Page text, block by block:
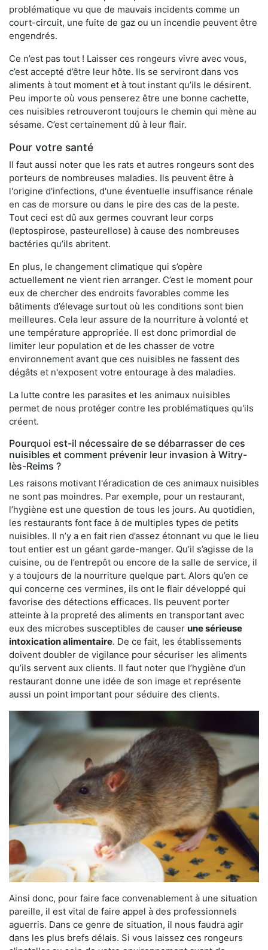
problématique vu que de mauvais incidents comme un
court-circuit, une fuite de gaz ou un incendie peuvent être
engendrés.
Ce n’est pas tout ! Laisser ces rongeurs vivre avec vous,
c’est accepté d’être leur hôte. Ils se serviront dans vos
aliments à tout moment et à tout instant qu’ils le désirent.
Peu importe où vous penserez être une bonne cachette,
ces nuisibles retrouveront toujours le chemin qui mène au
sésame. C’est certainement dû à leur flair.
Pour votre santé
Il faut aussi noter que les rats et autres rongeurs sont des
porteurs de nombreuses maladies. Ils peuvent être à
l'origine d'infections, d'une éventuelle insuffisance rénale
en cas de morsure ou dans le pire des cas de la peste.
Tout ceci est dû aux germes couvrant leur corps
(leptospirose, pasteurellose) à cause des nombreuses
bactéries qu’ils abritent.
En plus, le changement climatique qui s’opère
actuellement ne vient rien arranger. C’est le moment pour
eux de chercher des endroits favorables comme les
bâtiments d’élevage surtout où les conditions sont bien
meilleures. Cela leur assure de la nourriture à volonté et
une température appropriée. Il est donc primordial de
limiter leur population et de les chasser de votre
environnement avant que ces nuisibles ne fassent des
dégâts et n'exposent votre entourage à des maladies.
La lutte contre les parasites et les animaux nuisibles
permet de nous protéger contre les problématiques qu'ils
créent.
Pourquoi est-il nécessaire de se débarrasser de ces
nuisibles et comment prévenir leur invasion à Witry-
lès-Reims ?
Les raisons motivant l'éradication de ces animaux nuisibles
ne sont pas moindres. Par exemple, pour un restaurant,
l’hygiène est une question de tous les jours. Au quotidien,
les restaurants font face à de multiples types de petits
nuisibles. Il n’y a en fait rien d’assez étonnant vu que le lieu
tout entier est un géant garde-manger. Qu’il s’agisse de la
cuisine, ou de l’entrepôt ou encore de la salle de service, il
y a toujours de la nourriture quelque part. Alors qu’en ce
qui concerne ces vermines, ils ont le flair développé qui
favorise des détections efficaces. Ils peuvent porter
atteinte à la propreté des aliments en transportant avec
eux des microbes susceptibles de causer une sérieuse
intoxication alimentaire. De ce fait, les établissements
doivent doubler de vigilance pour sécuriser les aliments
qu’ils servent aux clients. Il faut noter que l’hygiène d’un
restaurant donne une idée de son image et représente
aussi un point important pour séduire des clients.
Ainsi donc, pour faire face convenablement à une situation
pareille, il est vital de faire appel à des professionnels
aguerris. Dans ce genre de situation, il nous faudra agir
dans les plus brefs délais. Si vous laissez ces rongeurs